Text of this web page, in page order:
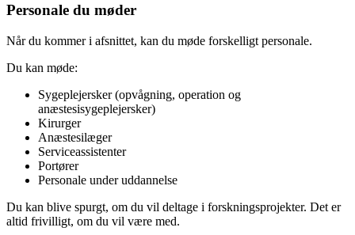
Personale du møder
Når du kommer i afsnittet, kan du møde forskelligt personale.
Du kan møde:
Sygeplejersker (opvågning, operation og
anæstesisygeplejersker)
Kirurger
Anæstesilæger
Serviceassistenter
Portører
Personale under uddannelse
Du kan blive spurgt, om du vil deltage i forskningsprojekter. Det er
altid frivilligt, om du vil være med.